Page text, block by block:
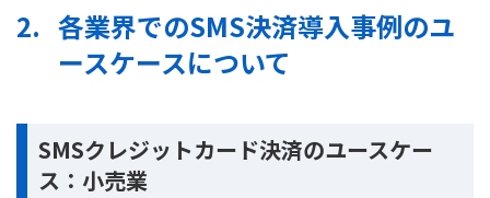
各業界でのSMS決済導入事例のユ
ースケースについて
SMSクレジットカード決済のユースケー
ス：小売業